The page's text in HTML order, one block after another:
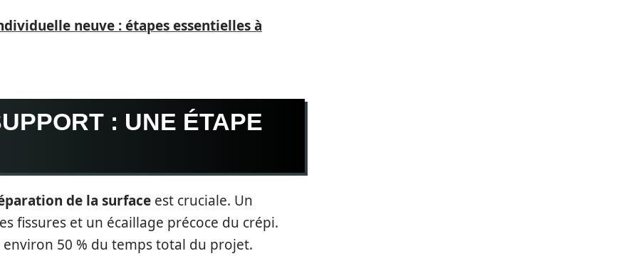
neuve : étapes essentielles à
: UNE ÉTAPE
de la surface est cruciale. Un
fissures et un écaillage précoce du crépi.
50 % du temps total du projet.